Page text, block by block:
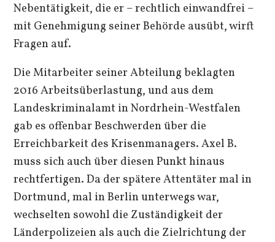
Nebentätigkeit, die er – rechtlich einwandfrei –
mit Genehmigung seiner Behörde ausübt, wirft
Fragen auf.
Die Mitarbeiter seiner Abteilung beklagten
2016 Arbeitsüberlastung, und aus dem
Landeskriminalamt in Nordrhein-Westfalen
gab es offenbar Beschwerden über die
Erreichbarkeit des Krisenmanagers. Axel B.
muss sich auch über diesen Punkt hinaus
rechtfertigen. Da der spätere Attentäter mal in
Dortmund, mal in Berlin unterwegs war,
wechselten sowohl die Zuständigkeit der
Länderpolizeien als auch die Zielrichtung der